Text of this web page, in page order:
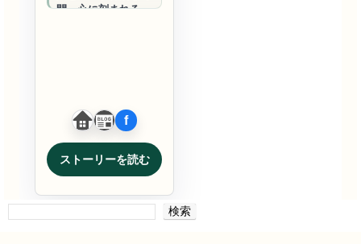
間。心に刻まれる味
ストーリーを読む
検索